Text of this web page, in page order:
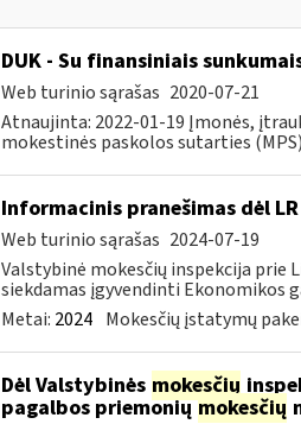
DUK - Su finansiniais
Web turinio sąrašas 2020-07-21
Atnaujinta: 2022-01-19 Įmonės,
mokestinės paskolos sutarties
Informacinis pranešimas dėl LR
Web turinio sąrašas 2024-07-19
Valstybinė mokesčių inspekcija prie
siekdamas įgyvendinti Ekonomikos
Metai: 2024 Mokesčių įstatymų
Dėl Valstybinės mokesčių
pagalbos priemoniųmokesčių